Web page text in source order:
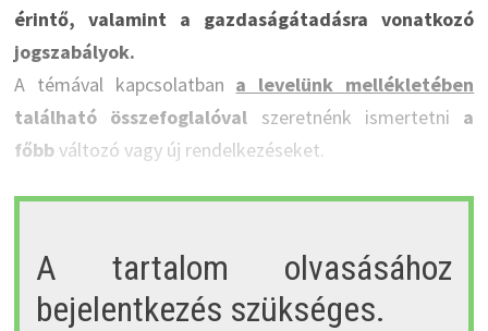
érintő, valamint a gazdaságátadásra vonatkozó
jogszabályok.
A témával kapcsolatban a levelünk mellékletében
található összefoglalóval szeretnénk ismertetni a
főbbváltozó vagy új rendelkezéseket.
A tartalom olvasásához
bejelentkezés szükséges.